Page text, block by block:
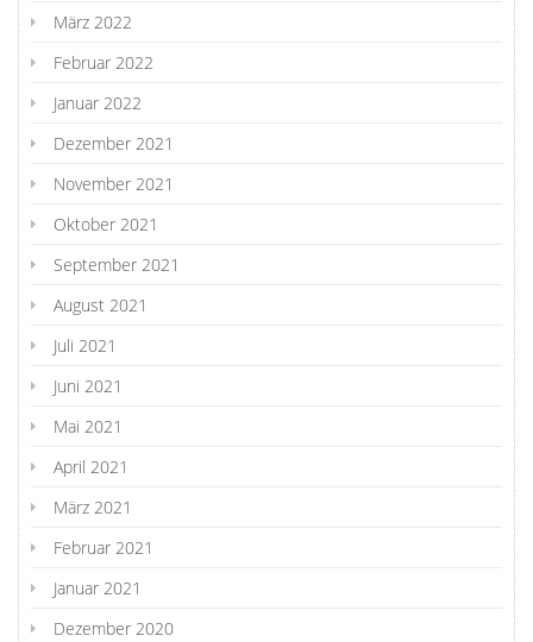
März 2022
Februar 2022
Januar 2022
Dezember 2021
November 2021
Oktober 2021
September 2021
August 2021
Juli 2021
Juni 2021
Mai 2021
April 2021
März 2021
Februar 2021
Januar 2021
Dezember 2020